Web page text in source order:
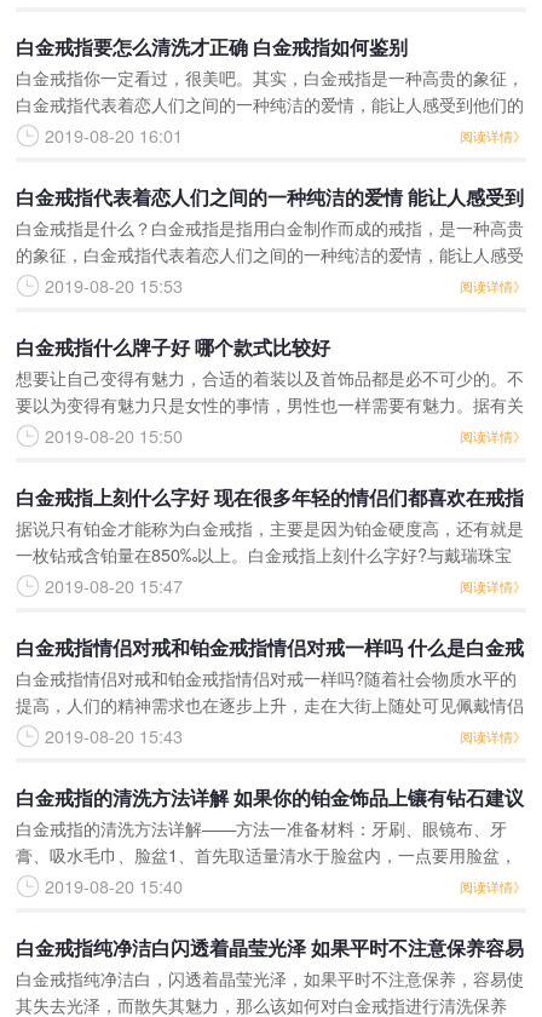
白金戒指要怎么清洗才正确 白金戒指如何鉴别
白金戒指你一定看过，很美吧。其实，白金戒指是一种高贵的象征，
白金戒指代表着恋人们之间的一种纯洁的爱情，能让人感受到他们的
甜蜜，而白金戒指更是让人耳目一新，清新自然。白金戒指要怎么清
2019-08-20 16:01 阅读详情》
白金戒指代表着恋人们之间的一种纯洁的爱情 能让人感受到
他们的甜蜜
白金戒指是什么？白金戒指是指用白金制作而成的戒指，是一种高贵
的象征，白金戒指代表着恋人们之间的一种纯洁的爱情，能让人感受
到他们的甜蜜。根据2009年11月1日出台最新修订版国家标准《首饰
2019-08-20 15:53 阅读详情》
白金戒指什么牌子好 哪个款式比较好
想要让自己变得有魅力，合适的着装以及首饰品都是必不可少的。不
要以为变得有魅力只是女性的事情，男性也一样需要有魅力。据有关
调查显示，会装扮的男性比不会装扮的男性更能够吸引异性的注意，
2019-08-20 15:50 阅读详情》
白金戒指上刻什么字好 现在很多年轻的情侣们都喜欢在戒指
上刻各自的爱情宣言
据说只有铂金才能称为白金戒指，主要是因为铂金硬度高，还有就是
一枚钻戒含铂量在850‰以上。白金戒指上刻什么字好?与戴瑞珠宝
戒指官网一起来看看男士白金戒指刻字创意方式吧。白金戒指上刻什
2019-08-20 15:47 阅读详情》
白金戒指情侣对戒和铂金戒指情侣对戒一样吗 什么是白金戒
指呢
白金戒指情侣对戒和铂金戒指情侣对戒一样吗?随着社会物质水平的
提高，人们的精神需求也在逐步上升，走在大街上随处可见佩戴情侣
对戒的情侣们，越来越多的情侣们会选择佩戴情侣对戒来显示出自己
2019-08-20 15:43 阅读详情》
白金戒指的清洗方法详解 如果你的铂金饰品上镶有钻石建议
你每年将铂金饰品送到珠宝店去检验一下
白金戒指的清洗方法详解——方法一准备材料：牙刷、眼镜布、牙
膏、吸水毛巾、脸盆1、首先取适量清水于脸盆内，一点要用脸盆，
因为清洗过程中戒指会容易脱落，如果在流水情况下清洗容易滑入下
2019-08-20 15:40 阅读详情》
白金戒指纯净洁白闪透着晶莹光泽 如果平时不注意保养容易
使其失去光泽
白金戒指纯净洁白，闪透着晶莹光泽，如果平时不注意保养，容易使
其失去光泽，而散失其魅力，那么该如何对白金戒指进行清洗保养